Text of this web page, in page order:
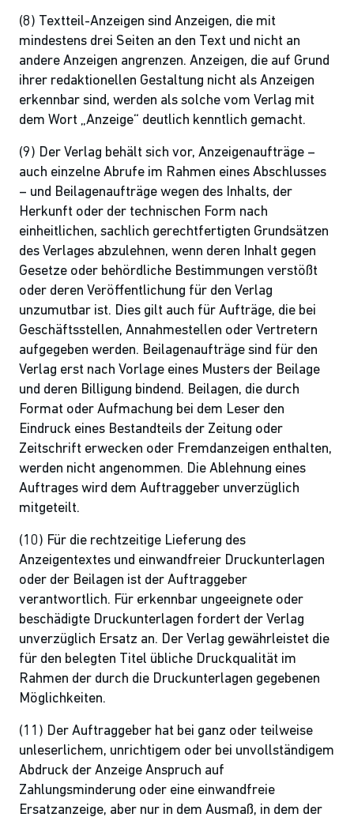
(8) Textteil-Anzeigen sind Anzeigen, die mit
mindestens drei Seiten an den Text und nicht an
andere Anzeigen angrenzen. Anzeigen, die auf Grund
ihrer redaktionellen Gestaltung nicht als Anzeigen
erkennbar sind, werden als solche vom Verlag mit
dem Wort „Anzeige“ deutlich kenntlich gemacht.
(9) Der Verlag behält sich vor, Anzeigenaufträge –
auch einzelne Abrufe im Rahmen eines Abschlusses
– und Beilagenaufträge wegen des Inhalts, der
Herkunft oder der technischen Form nach
einheitlichen, sachlich gerechtfertigten Grundsätzen
des Verlages abzulehnen, wenn deren Inhalt gegen
Gesetze oder behördliche Bestimmungen verstößt
oder deren Veröffentlichung für den Verlag
unzumutbar ist. Dies gilt auch für Aufträge, die bei
Geschäftsstellen, Annahmestellen oder Vertretern
aufgegeben werden. Beilagenaufträge sind für den
Verlag erst nach Vorlage eines Musters der Beilage
und deren Billigung bindend. Beilagen, die durch
Format oder Aufmachung bei dem Leser den
Eindruck eines Bestandteils der Zeitung oder
Zeitschrift erwecken oder Fremdanzeigen enthalten,
werden nicht angenommen. Die Ablehnung eines
Auftrages wird dem Auftraggeber unverzüglich
mitgeteilt.
(10) Für die rechtzeitige Lieferung des
Anzeigentextes und einwandfreier Druckunterlagen
oder der Beilagen ist der Auftraggeber
verantwortlich. Für erkennbar ungeeignete oder
beschädigte Druckunterlagen fordert der Verlag
unverzüglich Ersatz an. Der Verlag gewährleistet die
für den belegten Titel übliche Druckqualität im
Rahmen der durch die Druckunterlagen gegebenen
Möglichkeiten.
(11) Der Auftraggeber hat bei ganz oder teilweise
unleserlichem, unrichtigem oder bei unvollständigem
Abdruck der Anzeige Anspruch auf
Zahlungsminderung oder eine einwandfreie
Ersatzanzeige, aber nur in dem Ausmaß, in dem der